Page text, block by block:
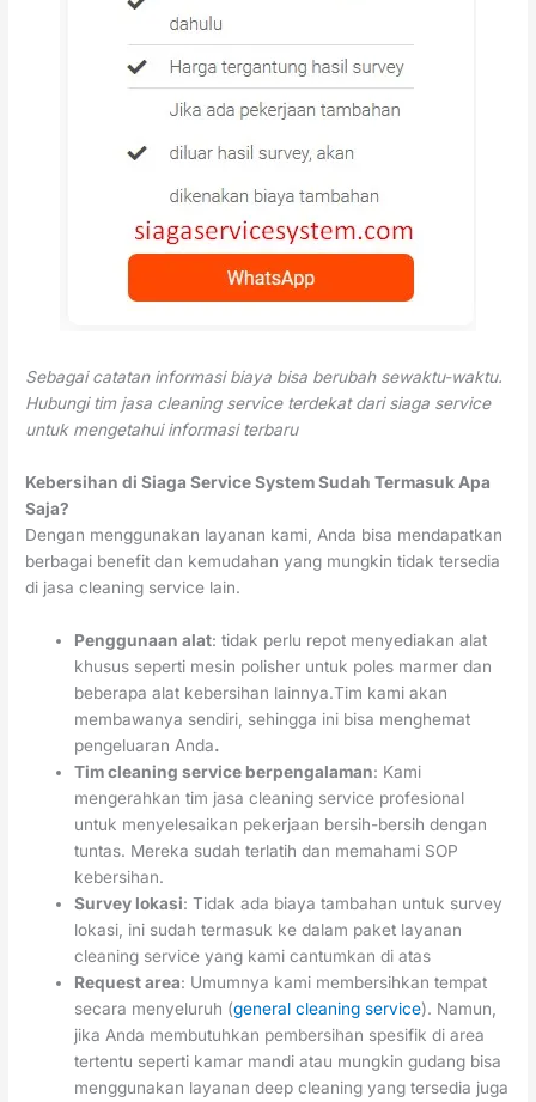
Sebagai catatan informasi biaya bisa berubah sewaktu-waktu.
Hubungi tim jasa cleaning service terdekat dari siaga service
untuk mengetahui informasi terbaru
Kebersihan di Siaga Service System Sudah Termasuk Apa
Saja?
Dengan menggunakan layanan kami, Anda bisa mendapatkan
berbagai benefit dan kemudahan yang mungkin tidak tersedia
di jasa cleaning service lain.
Penggunaan alat: tidak perlu repot menyediakan alat
khusus seperti mesin polisher untuk poles marmer dan
beberapa alat kebersihan lainnya.Tim kami akan
membawanya sendiri, sehingga ini bisa menghemat
pengeluaran Anda.
Tim cleaning service berpengalaman: Kami
mengerahkan tim jasa cleaning service profesional
untuk menyelesaikan pekerjaan bersih-bersih dengan
tuntas. Mereka sudah terlatih dan memahami SOP
kebersihan.
Survey lokasi: Tidak ada biaya tambahan untuk survey
lokasi, ini sudah termasuk ke dalam paket layanan
cleaning service yang kami cantumkan di atas
Request area: Umumnya kami membersihkan tempat
secara menyeluruh (general cleaning service). Namun,
jika Anda membutuhkan pembersihan spesifik di area
tertentu seperti kamar mandi atau mungkin gudang bisa
menggunakan layanan deep cleaning yang tersedia juga